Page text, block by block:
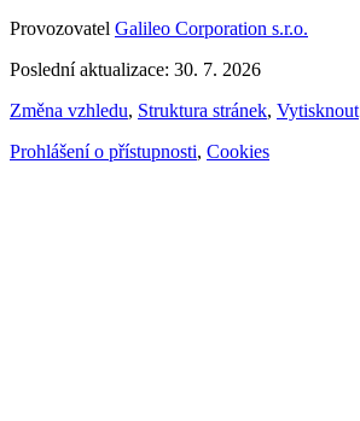
Provozovatel Galileo Corporation s.r.o.
Poslední aktualizace: 30. 7. 2026
Změna vzhledu, Struktura stránek, Vytisknout
Prohlášení o přístupnosti, Cookies